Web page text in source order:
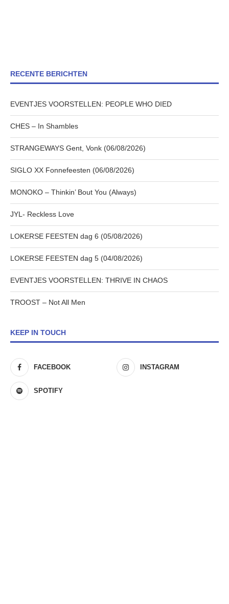
RECENTE BERICHTEN
EVENTJES VOORSTELLEN: PEOPLE WHO DIED
CHES – In Shambles
STRANGEWAYS Gent, Vonk (06/08/2026)
SIGLO XX Fonnefeesten (06/08/2026)
MONOKO – Thinkin’ Bout You (Always)
JYL- Reckless Love
LOKERSE FEESTEN dag 6 (05/08/2026)
LOKERSE FEESTEN dag 5 (04/08/2026)
EVENTJES VOORSTELLEN: THRIVE IN CHAOS
TROOST – Not All Men
KEEP IN TOUCH
FACEBOOK INSTAGRAM
SPOTIFY